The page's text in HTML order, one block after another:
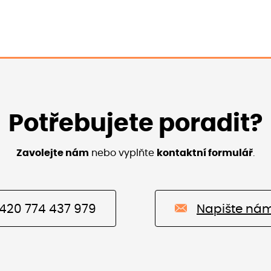
Potřebujete poradit?
Zavolejte nám nebo vyplňte kontaktní formulář
774 437 979 Napište